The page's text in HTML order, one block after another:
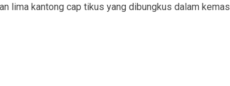
lima kantong cap tikus yang dibungkus dalam